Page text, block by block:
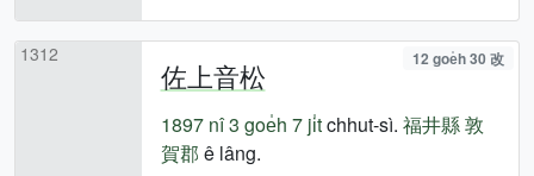
1312
佐上音松 12 goe̍h 30 改
1897 nî3 goe̍h 7 ji̍tchhut-sì. 福井縣敦
賀郡 ê lâng.